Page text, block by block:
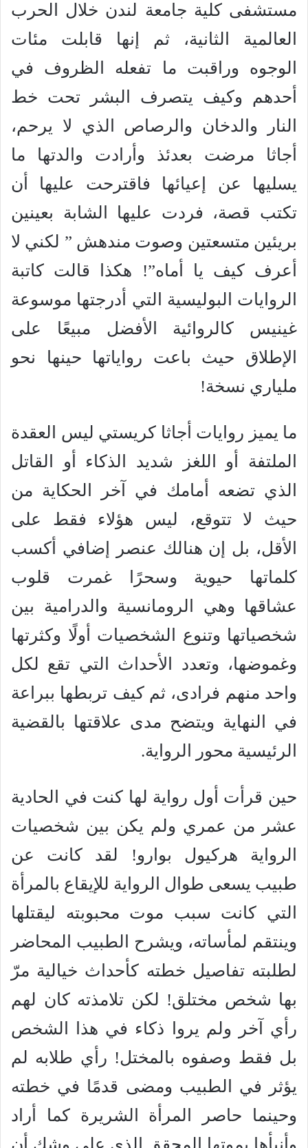
مستشفى كلية جامعة لندن خلال الحرب
العالمية الثانية، ثم إنها قابلت مئات
الوجوه وراقبت ما تفعله الظروف في
أحدهم وكيف يتصرف البشر تحت خط
النار والدخان والرصاص الذي لا يرحم،
أجاثا مرضت بعدئذ وأرادت والدتها ما
يسليها عن إعيائها فاقترحت عليها أن
تكتب قصة، فردت عليها الشابة بعينين
بريئين متسعتين وصوت مندهش ” لكني لا
أعرف كيف يا أماه”! هكذا قالت كاتبة
الروايات البوليسية التي أدرجتها موسوعة
غينيس كالروائية الأفضل مبيعًا على
الإطلاق حيث باعت رواياتها حينها نحو
ملياري نسخة!
ما يميز روايات أجاثا كريستي ليس العقدة
الملتفة أو اللغز شديد الذكاء أو القاتل
الذي تضعه أمامك في آخر الحكاية من
حيث لا تتوقع، ليس هؤلاء فقط على
الأقل، بل إن هنالك عنصر إضافي أكسب
كلماتها حيوية وسحرًا غمرت قلوب
عشاقها وهي الرومانسية والدرامية بين
شخصياتها وتنوع الشخصيات أولًا وكثرتها
وغموضها، وتعدد الأحداث التي تقع لكل
واحد منهم فرادى، ثم كيف تربطها ببراعة
في النهاية ويتضح مدى علاقتها بالقضية
الرئيسية محور الرواية.
حين قرأت أول رواية لها كنت في الحادية
عشر من عمري ولم يكن بين شخصيات
الرواية هركيول بوارو! لقد كانت عن
طبيب يسعى طوال الرواية للإيقاع بالمرأة
التي كانت سبب موت محبوبته ليقتلها
وينتقم لمأساته، ويشرح الطبيب المحاضر
لطلبته تفاصيل خطته كأحداث خيالية مرّ
بها شخص مختلق! لكن تلامذته كان لهم
رأي آخر ولم يروا ذكاء في هذا الشخص
بل فقط وصفوه بالمختل! رأي طلابه لم
يؤثر في الطبيب ومضى قدمًا في خطته
وحينما حاصر المرأة الشريرة كما أراد